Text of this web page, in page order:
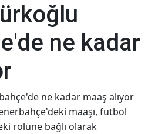
ne kadar
ne kadar maaş alıyor
maaşı, futbol
rolüne bağlı olarak